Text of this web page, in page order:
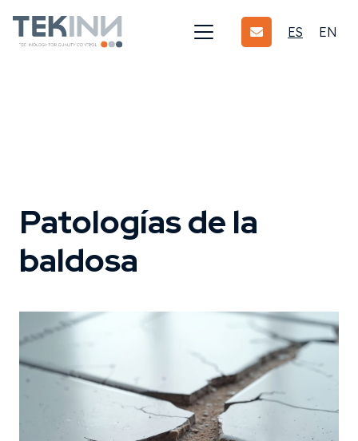
ES EN
Patologías de la
baldosa